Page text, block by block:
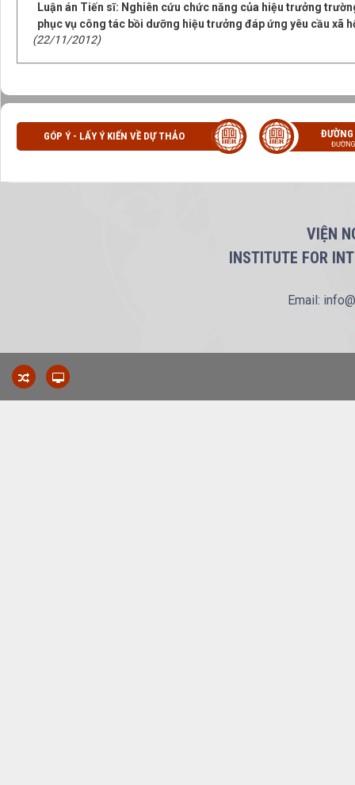
Luận án Tiến sĩ: Nghiên cứu chức năng của hiệu trưởng
phục vụ công tác bồi dưỡng hiệu trưởng đáp ứng yêu cầu xã
(22/11/2012)
GÓP Ý - LẤY Ý KIẾN VỀ DỰ THẢO
VIỆN
INSTITUTE FOR
Email: